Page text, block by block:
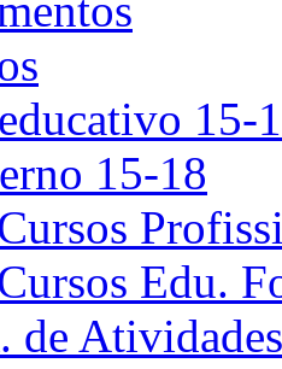
15-
15-18
Edu.
de Atividades